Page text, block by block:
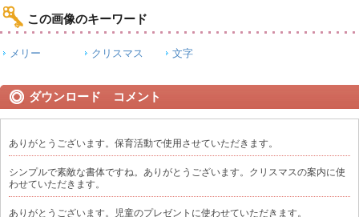
この画像のキーワード
メリー クリスマス 文字
ダウンロード コメント
ありがとうございます。保育活動で使用させていただきます。
シンプルで素敵な書体ですね。ありがとうございます。クリスマスの案内に使
わせていただきます。
ありがとうございます。児童のプレゼントに使わせていただきます。